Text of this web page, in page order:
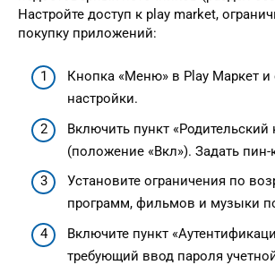
Настройте доступ к play market,
покупку приложений:
Кнопка «Меню» в Play Маркет и
настройки.
Включить пункт «Родительский
(положение «Вкл»). Задать пин-
Установите ограничения по
программ, фильмов и музыки
Включите пункт
требующий ввод пароля